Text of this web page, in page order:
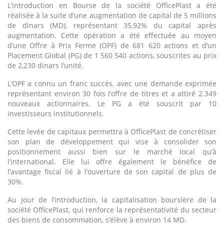
L’introduction en Bourse de la société OfficePlast a été
réalisée à la suite d’une augmentation de capital de 5 millions
de dinars (MD), représentant 35,92% du capital après
augmentation. Cette opération a été effectuée au moyen
d’une Offre à Prix Ferme (OPF) de 681 620 actions et d’un
Placement Global (PG) de 1 560 540 actions, souscrites au prix
de 2,230 dinars l’unité.
L’OPF a connu un franc succès, avec une demande exprimée
représentant environ 30 fois l’offre de titres et a attiré 2.349
nouveaux actionnaires. Le PG a été souscrit par 10
investisseurs institutionnels.
Cette levée de capitaux permettra à OfficePlast de concrétiser
son plan de développement qui vise à consolider son
positionnement aussi bien sur le marché local qu’à
l’international. Elle lui offre également le bénéfice de
l’avantage fiscal lié à l’ouverture de son capital de plus de
30%.
Au jour de l’introduction, la capitalisation boursière de la
société OfficePlast, qui renforce la représentativité du secteur
des biens de consommation, s’élève à environ 14 MD.